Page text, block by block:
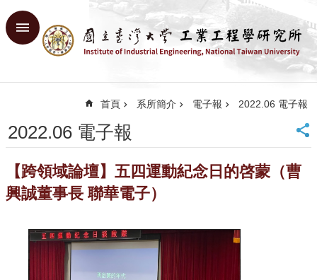
跳到主要內容區塊
進
首
頁
大
首
頁
站
首頁 系所簡介 電子報 2022.06 電子報
2022.06 電子報
【跨領域論壇】五四運動紀念日的啓蒙（曹
興誠董事長 聯華電子）